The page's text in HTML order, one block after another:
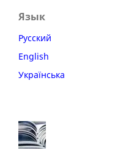
Язык
Русский
English
Українська